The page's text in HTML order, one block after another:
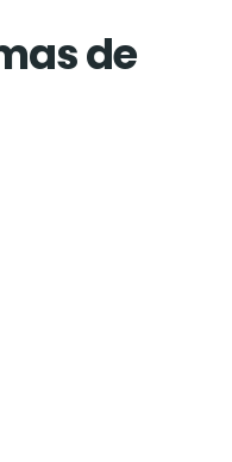
de